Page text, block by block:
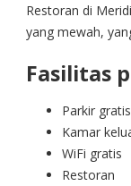
Restoran di
yang mewah,
Fasilitas
Parkir gratis
Kamar
WiFi gratis
Restoran